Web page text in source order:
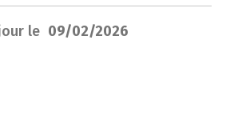
le 09/02/2026